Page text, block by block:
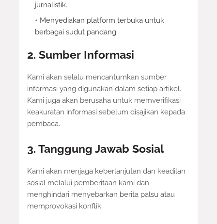
jurnalistik.
Menyediakan platform terbuka untuk
berbagai sudut pandang.
2. Sumber Informasi
Kami akan selalu mencantumkan sumber
informasi yang digunakan dalam setiap artikel.
Kami juga akan berusaha untuk memverifikasi
keakuratan informasi sebelum disajikan kepada
pembaca.
3. Tanggung Jawab Sosial
Kami akan menjaga keberlanjutan dan keadilan
sosial melalui pemberitaan kami dan
menghindari menyebarkan berita palsu atau
memprovokasi konflik.